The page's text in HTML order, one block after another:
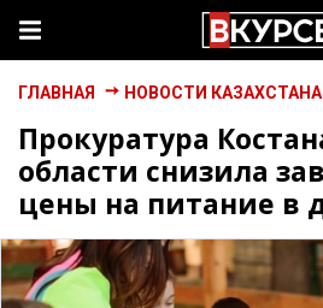
ГЛАВНАЯ НОВОСТИ КАЗАХСТАНА
Прокуратура
области снизила
цены на питание в